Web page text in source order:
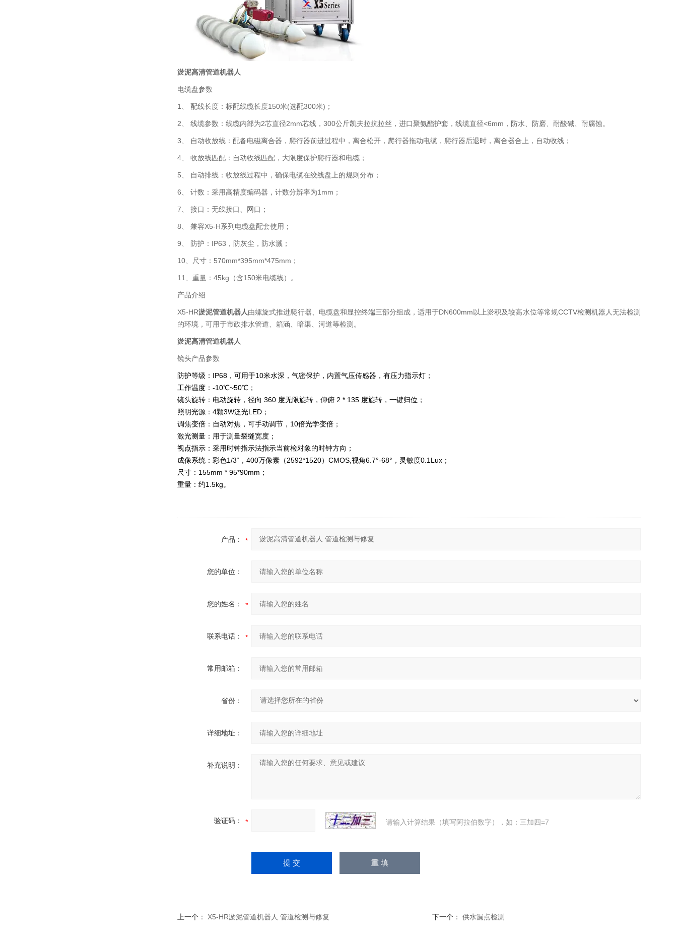
淤泥高清管道机器人
电缆盘参数
1、 配线长度：标配线缆长度150米(选配300米)；
2、 线缆参数：线缆内部为2芯直径2mm芯线，300公斤凯夫拉抗拉丝，进口聚氨酯护套，线缆直径<6mm，防水、防磨、耐酸碱、耐腐蚀。
3、 自动收放线：配备电磁离合器，爬行器前进过程中，离合松开，爬行器拖动电缆，爬行器后退时，离合器合上，自动收线；
4、 收放线匹配：自动收线匹配，大限度保护爬行器和电缆；
5、 自动排线：收放线过程中，确保电缆在绞线盘上的规则分布；
6、 计数：采用高精度编码器，计数分辨率为1mm；
7、 接口：无线接口、网口；
8、 兼容X5-H系列电缆盘配套使用；
9、 防护：IP63，防灰尘，防水溅；
10、尺寸：570mm*395mm*475mm；
11、重量：45kg（含150米电缆线）。
产品介绍
X5-HR淤泥管道机器人由螺旋式推进爬行器、电缆盘和显控终端三部分组成，适用于DN600mm以上淤积及较高水位等常规CCTV检测机器人无法检测
的环境，可用于市政排水管道、箱涵、暗渠、河道等检测。
淤泥高清管道机器人
镜头产品参数
防护等级：IP68，可用于10米水深，气密保护，内置气压传感器，有压力指示灯；
工作温度：-10℃~50℃；
镜头旋转：电动旋转，径向 360 度无限旋转，仰俯 2 * 135 度旋转，一键归位；
照明光源：4颗3W泛光LED；
调焦变倍：自动对焦，可手动调节，10倍光学变倍；
激光测量：用于测量裂缝宽度；
视点指示：采用时钟指示法指示当前检对象的时钟方向；
成像系统：彩色1/3“，400万像素（2592*1520）CMOS,视角6.7°-68°，灵敏度0.1Lux；
尺寸：155mm * 95*90mm；
重量：约1.5kg。
产品：
您的单位：
您的姓名：
联系电话：
常用邮箱：
省份：
详细地址：
补充说明：
验证码： 请输入计算结果（填写阿拉伯数字），如：三加四=7
上一个： X5-HR淤泥管道机器人 管道检测与修复 下一个： 供水漏点检测